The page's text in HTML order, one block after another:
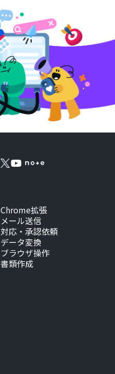
Chrome拡張
メール送信
対応・承認依頼
データ変換
ブラウザ操作
書類作成